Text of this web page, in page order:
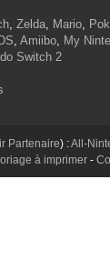
, Zelda, Mario,
, Amiibo, My
Switch 2
Partenaire) :All-
à imprimer-